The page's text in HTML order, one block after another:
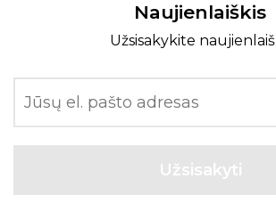
Naujienlaiškis
Užsisakykite